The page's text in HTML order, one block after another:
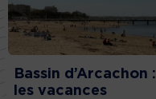
Bassin d’Arcachon :
les vacances